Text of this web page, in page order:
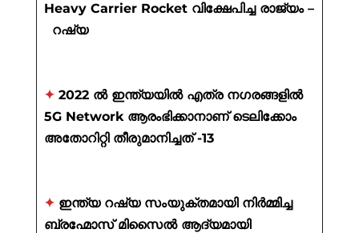
Heavy Carrier Rocket വിക്ഷേപിച്ച രാജ്യം –
റഷ്യ
✦ 2022 ൽ ഇന്ത്യയിൽ എത്ര നഗരങ്ങളിൽ
5G Network ആരംഭിക്കാനാണ് ടെലിക്കോം
അതോറിറ്റി തീരുമാനിച്ചത് -13
✦ ഇന്ത്യ റഷ്യ സംയുക്തമായി നിർമ്മിച്ച
ബ്രഹ്മോസ് മിസൈൽ ആദ്യമായി